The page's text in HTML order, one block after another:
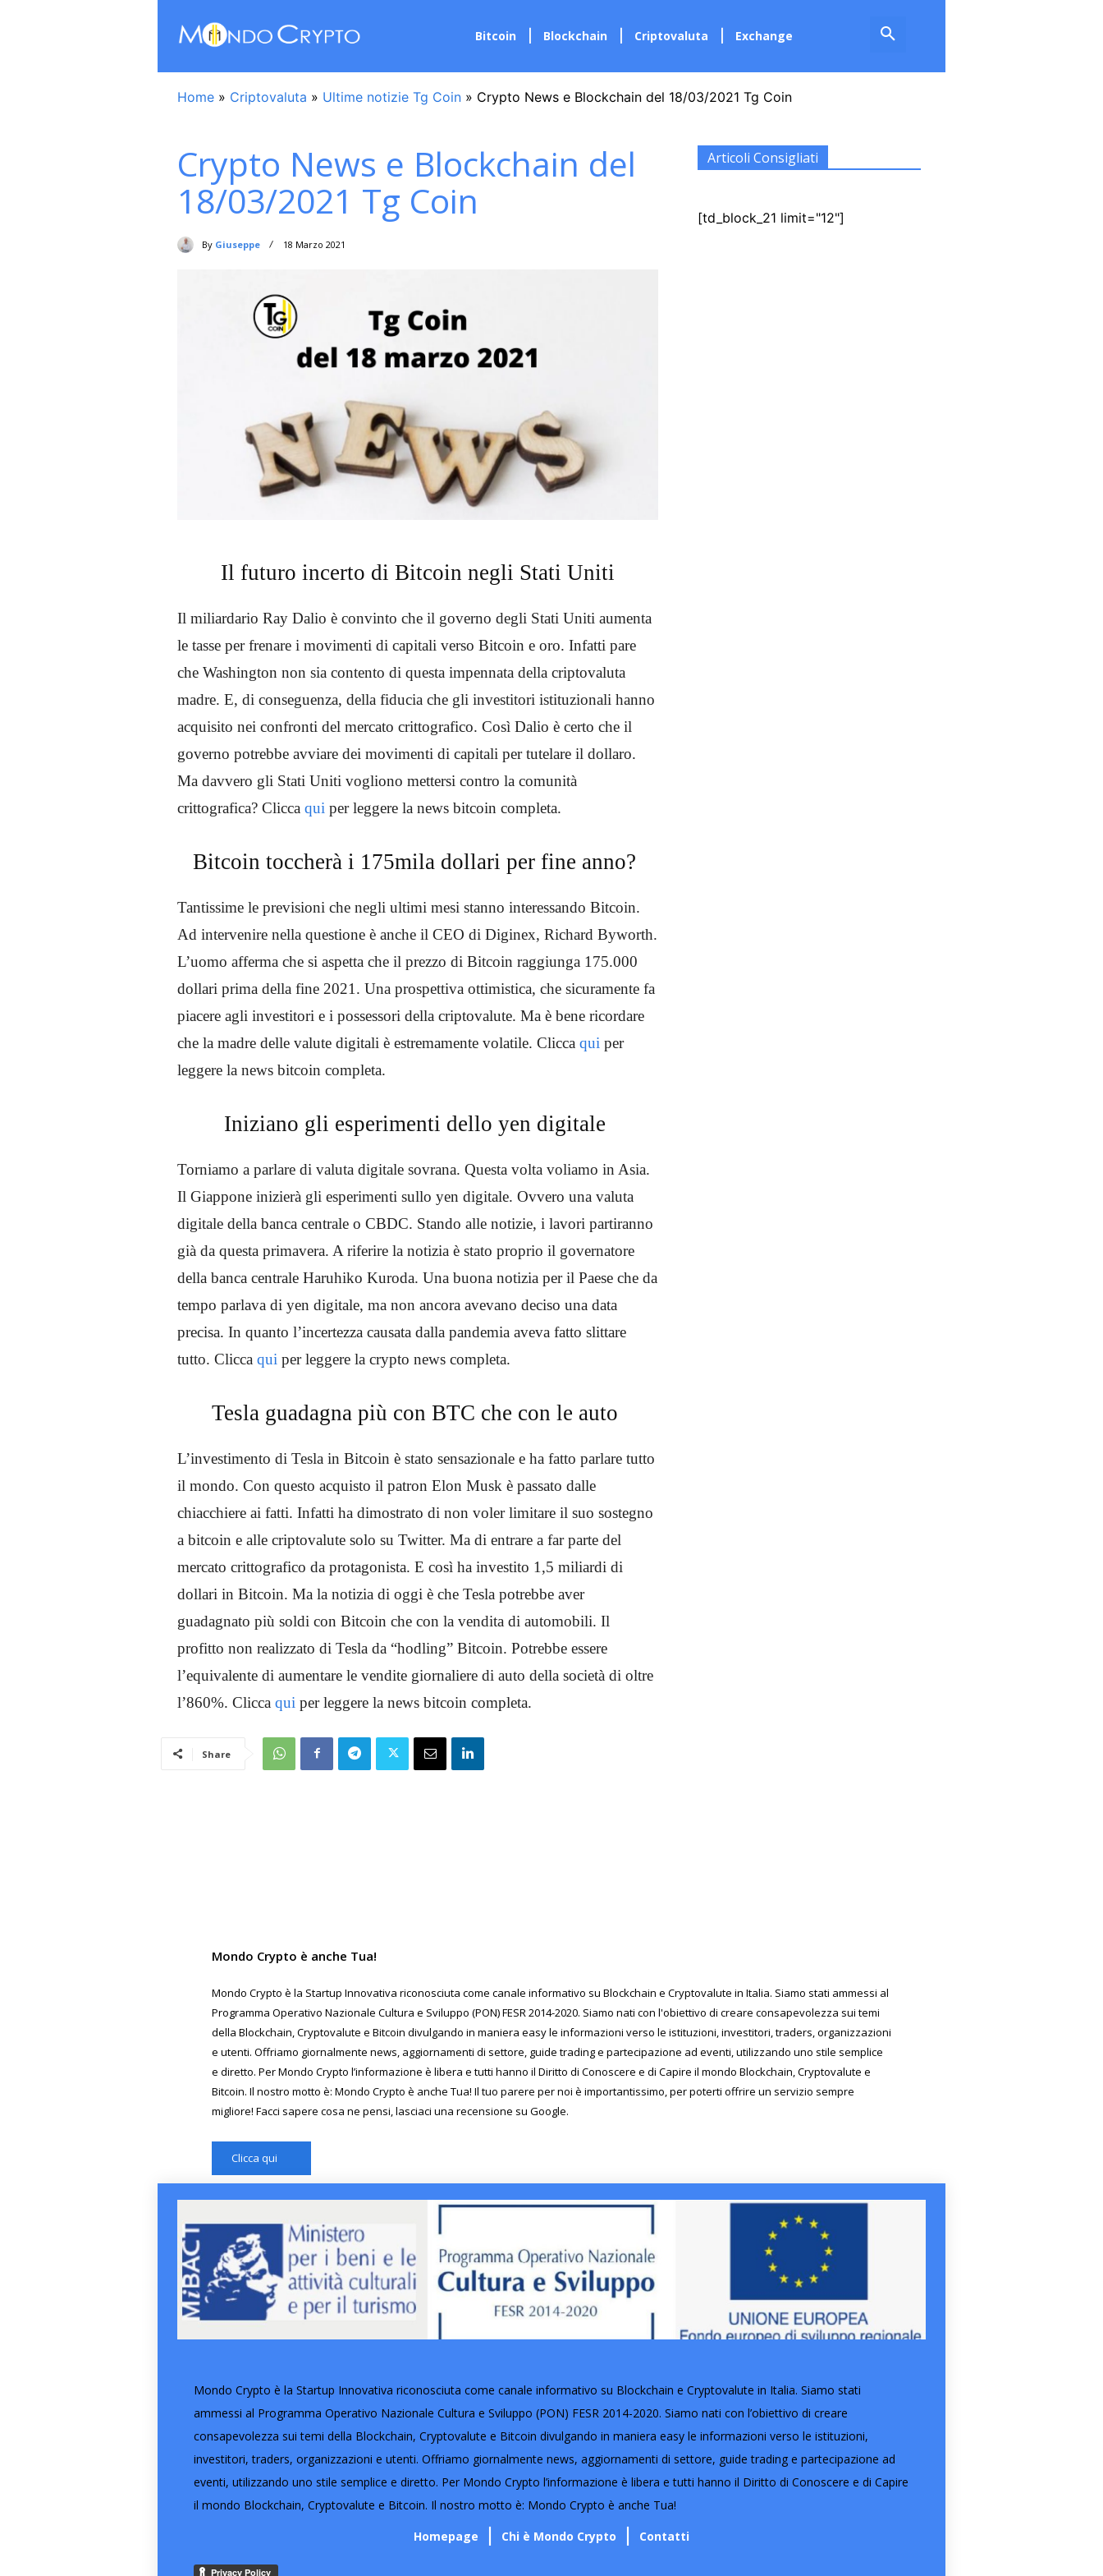
Bitcoin Blockchain Criptovaluta Exchange
Home » Criptovaluta » Ultime notizie Tg Coin » Crypto News e Blockchain del 18/03/2021 Tg Coin
Crypto News e Blockchain del
18/03/2021 Tg Coin
By Giuseppe 18 Marzo 2021
Il futuro incerto di Bitcoin negli Stati Uniti
Il miliardario Ray Dalio è convinto che il governo degli Stati Uniti aumenta
le tasse per frenare i movimenti di capitali verso Bitcoin e oro. Infatti pare
che Washington non sia contento di questa impennata della criptovaluta
madre. E, di conseguenza, della fiducia che gli investitori istituzionali hanno
acquisito nei confronti del mercato crittografico. Così Dalio è certo che il
governo potrebbe avviare dei movimenti di capitali per tutelare il dollaro.
Ma davvero gli Stati Uniti vogliono mettersi contro la comunità
crittografica? Clicca qui per leggere la news bitcoin completa.
Bitcoin toccherà i 175mila dollari per fine anno?
Tantissime le previsioni che negli ultimi mesi stanno interessando Bitcoin.
Ad intervenire nella questione è anche il CEO di Diginex, Richard Byworth.
L’uomo afferma che si aspetta che il prezzo di Bitcoin raggiunga 175.000
dollari prima della fine 2021. Una prospettiva ottimistica, che sicuramente fa
piacere agli investitori e i possessori della criptovalute. Ma è bene ricordare
che la madre delle valute digitali è estremamente volatile. Clicca qui per
leggere la news bitcoin completa.
Iniziano gli esperimenti dello yen digitale
Torniamo a parlare di valuta digitale sovrana. Questa volta voliamo in Asia.
Il Giappone inizierà gli esperimenti sullo yen digitale. Ovvero una valuta
digitale della banca centrale o CBDC. Stando alle notizie, i lavori partiranno
già da questa primavera. A riferire la notizia è stato proprio il governatore
della banca centrale Haruhiko Kuroda. Una buona notizia per il Paese che da
tempo parlava di yen digitale, ma non ancora avevano deciso una data
precisa. In quanto l’incertezza causata dalla pandemia aveva fatto slittare
tutto. Clicca qui per leggere la crypto news completa.
Tesla guadagna più con BTC che con le auto
L’investimento di Tesla in Bitcoin è stato sensazionale e ha fatto parlare tutto
il mondo. Con questo acquisto il patron Elon Musk è passato dalle
chiacchiere ai fatti. Infatti ha dimostrato di non voler limitare il suo sostegno
a bitcoin e alle criptovalute solo su Twitter. Ma di entrare a far parte del
mercato crittografico da protagonista. E così ha investito 1,5 miliardi di
dollari in Bitcoin. Ma la notizia di oggi è che Tesla potrebbe aver
guadagnato più soldi con Bitcoin che con la vendita di automobili. Il
profitto non realizzato di Tesla da “hodling” Bitcoin. Potrebbe essere
l’equivalente di aumentare le vendite giornaliere di auto della società di oltre
l’860%. Clicca qui per leggere la news bitcoin completa.
Share
Articoli Consigliati
[td_block_21 limit="12"]
Mondo Crypto è anche Tua!
Mondo Crypto è la Startup Innovativa riconosciuta come canale informativo su Blockchain e Cryptovalute in Italia. Siamo stati ammessi al
Programma Operativo Nazionale Cultura e Sviluppo (PON) FESR 2014-2020. Siamo nati con l'obiettivo di creare consapevolezza sui temi
della Blockchain, Cryptovalute e Bitcoin divulgando in maniera easy le informazioni verso le istituzioni, investitori, traders, organizzazioni
e utenti. Offriamo giornalmente news, aggiornamenti di settore, guide trading e partecipazione ad eventi, utilizzando uno stile semplice
e diretto. Per Mondo Crypto l’informazione è libera e tutti hanno il Diritto di Conoscere e di Capire il mondo Blockchain, Cryptovalute e
Bitcoin. Il nostro motto è: Mondo Crypto è anche Tua! Il tuo parere per noi è importantissimo, per poterti offrire un servizio sempre
migliore! Facci sapere cosa ne pensi, lasciaci una recensione su Google.
Clicca qui
Mondo Crypto è la Startup Innovativa riconosciuta come canale informativo su Blockchain e Cryptovalute in Italia. Siamo stati
ammessi al Programma Operativo Nazionale Cultura e Sviluppo (PON) FESR 2014-2020. Siamo nati con l’obiettivo di creare
consapevolezza sui temi della Blockchain, Cryptovalute e Bitcoin divulgando in maniera easy le informazioni verso le istituzioni,
investitori, traders, organizzazioni e utenti. Offriamo giornalmente news, aggiornamenti di settore, guide trading e partecipazione ad
eventi, utilizzando uno stile semplice e diretto. Per Mondo Crypto l’informazione è libera e tutti hanno il Diritto di Conoscere e di Capire
il mondo Blockchain, Cryptovalute e Bitcoin. Il nostro motto è: Mondo Crypto è anche Tua!
Homepage
Chi è Mondo Crypto Contatti